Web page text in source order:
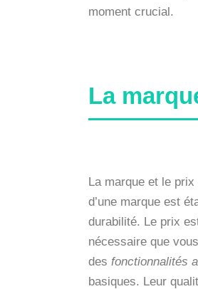
moment crucial.
La
La marque et le
d’une marque est
durabilité. Le prix
nécessaire que
des fonctionnalités
basiques. Leur